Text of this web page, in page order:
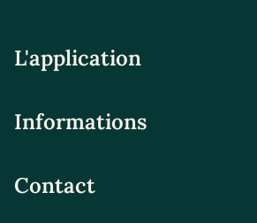
L'application
Informations
Contact